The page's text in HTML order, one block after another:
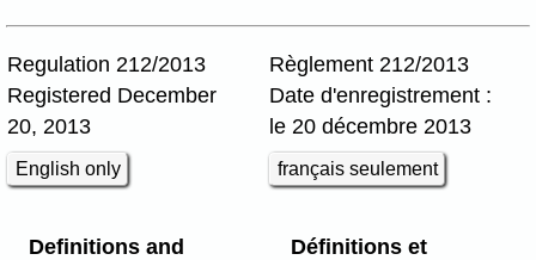
Regulation 212/2013
Registered December
20, 2013
English only
Règlement 212/2013
Date d'enregistrement :
le 20 décembre 2013
français seulement
Definitions and
Définitions et